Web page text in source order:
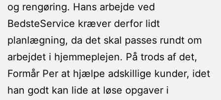
og rengøring. Hans arbejde ved
BedsteService kræver derfor lidt
planlægning, da det skal passes rundt om
arbejdet i hjemmeplejen. På trods af det,
Formår Per at hjælpe adskillige kunder, idet
han godt kan lide at løse opgaver i